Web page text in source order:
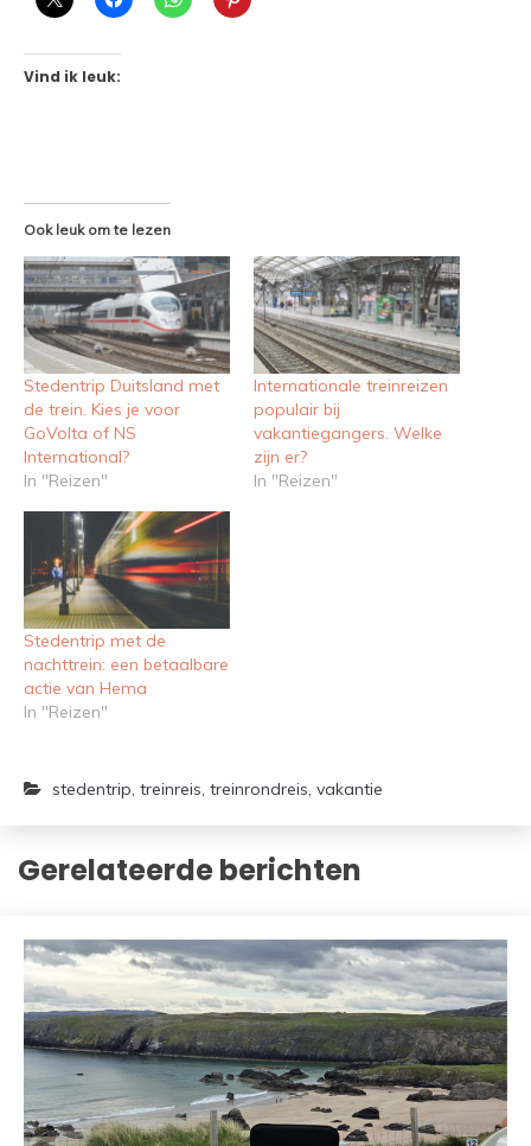
Vind ik leuk:
Ook leuk om te lezen
Stedentrip Duitsland met
de trein. Kies je voor
GoVolta of NS
International?
In "Reizen"
Internationale treinreizen
populair bij
vakantiegangers. Welke
zijn er?
In "Reizen"
Stedentrip met de
nachttrein: een betaalbare
actie van Hema
In "Reizen"
stedentrip, treinreis, treinrondreis, vakantie
Gerelateerde berichten